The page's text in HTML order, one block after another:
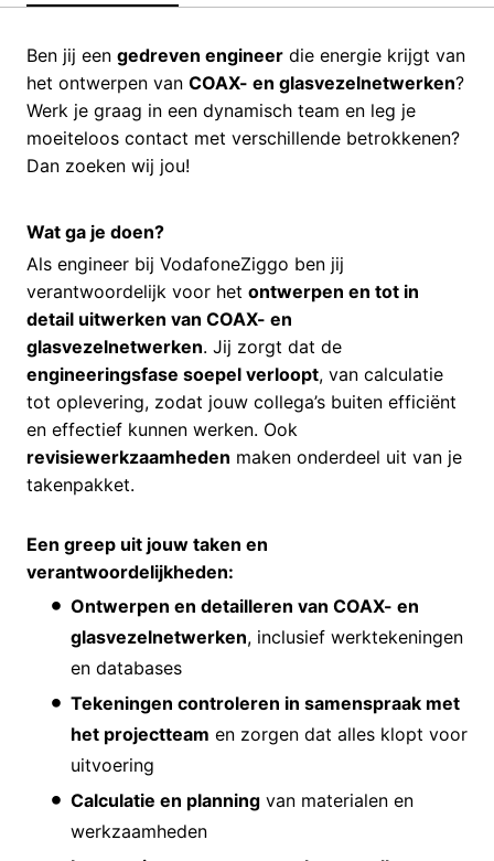
Ben jij een gedreven engineer die energie krijgt van
het ontwerpen van COAX- en glasvezelnetwerken?
Werk je graag in een dynamisch team en leg je
moeiteloos contact met verschillende betrokkenen?
Dan zoeken wij jou!
Wat ga je doen?
Als engineer bij VodafoneZiggo ben jij
verantwoordelijk voor het ontwerpen en tot in
detail uitwerken van COAX- en
glasvezelnetwerken. Jij zorgt dat de
engineeringsfase soepel verloopt, van calculatie
tot oplevering, zodat jouw collega’s buiten efficiënt
en effectief kunnen werken. Ook
revisiewerkzaamheden maken onderdeel uit van je
takenpakket.
Een greep uit jouw taken en
verantwoordelijkheden:
Ontwerpen en detailleren van COAX- en
glasvezelnetwerken, inclusief werktekeningen
en databases
Tekeningen controleren in samenspraak met
het projectteam en zorgen dat alles klopt voor
uitvoering
Calculatie en planning van materialen en
werkzaamheden